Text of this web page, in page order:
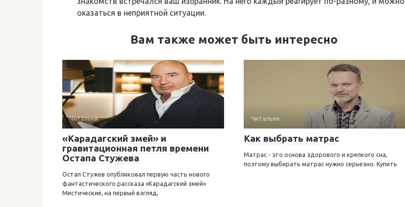
оказаться в неприятной ситуации.
Вам также может быть интересно
Читальня
«Карадагский змей» и
гравитационная петля времени
Остапа Стужева
Остап Стужев опубликовал первую часть нового
фантастического рассказа «Карадагский змей»
Мистические, на первый взгляд,
Читальня
Как выбрать матрас
Матрас - это основа здорового и крепкого сна,
поэтому выбирать матрас нужно серьезно. Купить